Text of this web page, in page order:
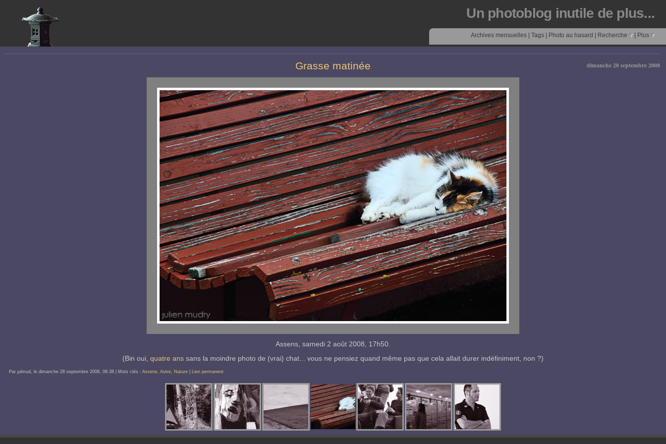
Un photoblog inutile de plus...
Archives mensuelles Tags Photo au hasard Recherche Plus
dimanche 28 septembre 2008
Grasse matinée
Assens, samedi 2 août 2008, 17h50.
(Bin oui, quatre ans sans la moindre photo de (vrai) chat... vous ne pensiez quand même pas que cela allait durer indéfiniment, non ?)
Par ȷulmud, ledimanche 28 septembre 2008 , 06:38 | Mots clés :Assens ,Autre Nature Lien permanent